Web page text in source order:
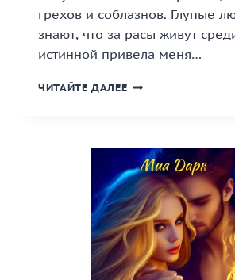
грехов и соблазнов. Глупые
знают, что за расы живут
истинной привела меня…
ЧИТАЙТЕ ДАЛЕЕ «ИЗЛЕЧИ